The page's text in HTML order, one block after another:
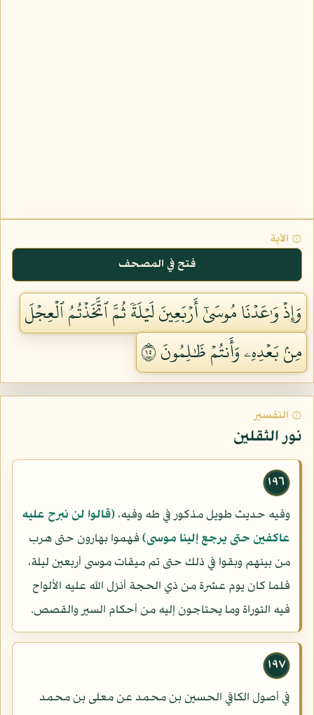
۞ الآية
فتح في المصحف
وَإِذۡ وَٰعَدۡنَا مُوسَىٰٓ أَرۡبَعِينَ لَيۡلَةٗ ثُمَّ ٱتَّخَذۡتُمُ ٱلۡعِجۡلَ
مِنۢ بَعۡدِهِۦ وَأَنتُمۡ ظَٰلِمُونَ ٥١
۞ التفسير
نور الثقلين
١٩٦
وفيه حديث طويل مذكور في طه وفيه، (قالوا لن نبرح عليه
عاكفين حتى يرجع إلينا موسى) فهموا بهارون حتى هرب
من بينهم وبقوا في ذلك حتى تم ميقات موسى أربعين ليلة،
فلما كان يوم عشرة من ذي الحجة أنزل الله عليه الألواح
فيه التوراة وما يحتاجون إليه من أحكام السير والقصص.
١٩٧
في أصول الكافي الحسين بن محمد عن معلى بن محمد